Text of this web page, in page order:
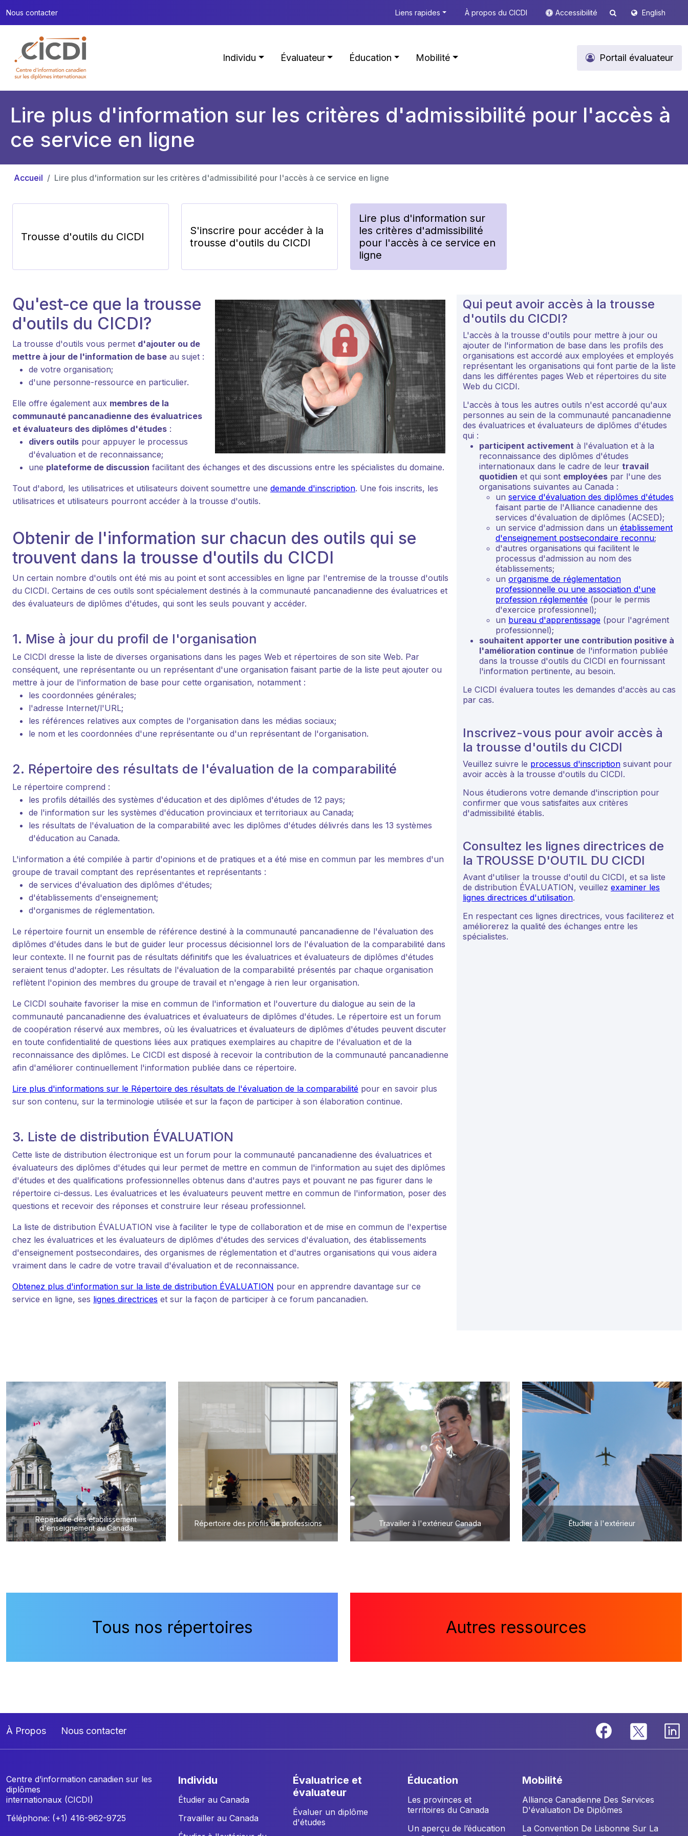
Nous contacter Liens rapides À propos du CICDI Accessibilité English
Individu Évaluateur Éducation Mobilité Portail évaluateur
Lire plus d'information sur les critères d'admissibilité pour l'accès à
ce service en ligne
Accueil Lire plus d'information sur les critères d'admissibilité pour l'accès à ce service en ligne
Trousse d'outils du CICDI
S'inscrire pour accéder à la
trousse d'outils du CICDI
Lire plus d'information sur
les critères d'admissibilité
pour l'accès à ce service en
ligne
Qu'est-ce que la trousse
d'outils du CICDI?
La trousse d'outils vous permet d'ajouter ou de
mettre à jour de l'information de base au sujet :
de votre organisation;
d'une personne-ressource en particulier.
Elle offre également aux membres de la
communauté pancanadienne des évaluatrices
et évaluateurs des diplômes d'études :
divers outils pour appuyer le processus
d'évaluation et de reconnaissance;
une plateforme de discussion facilitant des échanges et des discussions entre les spécialistes du domaine.
Tout d'abord, les utilisatrices et utilisateurs doivent soumettre une demande d'inscription. Une fois inscrits, les
utilisatrices et utilisateurs pourront accéder à la trousse d'outils.
Obtenir de l'information sur chacun des outils qui se
trouvent dans la trousse d'outils du CICDI
Un certain nombre d'outils ont été mis au point et sont accessibles en ligne par l'entremise de la trousse d'outils
du CICDI. Certains de ces outils sont spécialement destinés à la communauté pancanadienne des évaluatrices et
des évaluateurs de diplômes d'études, qui sont les seuls pouvant y accéder.
1. Mise à jour du profil de l'organisation
Le CICDI dresse la liste de diverses organisations dans les pages Web et répertoires de son site Web. Par
conséquent, une représentante ou un représentant d'une organisation faisant partie de la liste peut ajouter ou
mettre à jour de l'information de base pour cette organisation, notamment :
les coordonnées générales;
l'adresse Internet/l'URL;
les références relatives aux comptes de l'organisation dans les médias sociaux;
le nom et les coordonnées d'une représentante ou d'un représentant de l'organisation.
2. Répertoire des résultats de l'évaluation de la comparabilité
Le répertoire comprend :
les profils détaillés des systèmes d'éducation et des diplômes d'études de 12 pays;
de l'information sur les systèmes d'éducation provinciaux et territoriaux au Canada;
les résultats de l'évaluation de la comparabilité avec les diplômes d'études délivrés dans les 13 systèmes
d'éducation au Canada.
L'information a été compilée à partir d'opinions et de pratiques et a été mise en commun par les membres d'un
groupe de travail comptant des représentantes et représentants :
de services d'évaluation des diplômes d'études;
d'établissements d'enseignement;
d'organismes de réglementation.
Le répertoire fournit un ensemble de référence destiné à la communauté pancanadienne de l'évaluation des
diplômes d'études dans le but de guider leur processus décisionnel lors de l'évaluation de la comparabilité dans
leur contexte. Il ne fournit pas de résultats définitifs que les évaluatrices et évaluateurs de diplômes d'études
seraient tenus d'adopter. Les résultats de l'évaluation de la comparabilité présentés par chaque organisation
reflètent l'opinion des membres du groupe de travail et n'engage à rien leur organisation.
Le CICDI souhaite favoriser la mise en commun de l'information et l'ouverture du dialogue au sein de la
communauté pancanadienne des évaluatrices et évaluateurs de diplômes d'études. Le répertoire est un forum
de coopération réservé aux membres, où les évaluatrices et évaluateurs de diplômes d'études peuvent discuter
en toute confidentialité de questions liées aux pratiques exemplaires au chapitre de l'évaluation et de la
reconnaissance des diplômes. Le CICDI est disposé à recevoir la contribution de la communauté pancanadienne
afin d'améliorer continuellement l'information publiée dans ce répertoire.
Lire plus d'informations sur le Répertoire des résultats de l'évaluation de la comparabilité pour en savoir plus
sur son contenu, sur la terminologie utilisée et sur la façon de participer à son élaboration continue.
3. Liste de distribution ÉVALUATION
Cette liste de distribution électronique est un forum pour la communauté pancanadienne des évaluatrices et
évaluateurs des diplômes d'études qui leur permet de mettre en commun de l'information au sujet des diplômes
d'études et des qualifications professionnelles obtenus dans d'autres pays et pouvant ne pas figurer dans le
répertoire ci-dessus. Les évaluatrices et les évaluateurs peuvent mettre en commun de l'information, poser des
questions et recevoir des réponses et construire leur réseau professionnel.
La liste de distribution ÉVALUATION vise à faciliter le type de collaboration et de mise en commun de l'expertise
chez les évaluatrices et les évaluateurs de diplômes d'études des services d'évaluation, des établissements
d'enseignement postsecondaires, des organismes de réglementation et d'autres organisations qui vous aidera
vraiment dans le cadre de votre travail d'évaluation et de reconnaissance.
Obtenez plus d'information sur la liste de distribution ÉVALUATION pour en apprendre davantage sur ce
service en ligne, ses lignes directrices et sur la façon de participer à ce forum pancanadien.
Qui peut avoir accès à la trousse
d'outils du CICDI?
L'accès à la trousse d'outils pour mettre à jour ou
ajouter de l'information de base dans les profils des
organisations est accordé aux employées et employés
représentant les organisations qui font partie de la liste
dans les différentes pages Web et répertoires du site
Web du CICDI.
L'accès à tous les autres outils n'est accordé qu'aux
personnes au sein de la communauté pancanadienne
des évaluatrices et évaluateurs de diplômes d'études
qui :
participent activement à l'évaluation et à la
reconnaissance des diplômes d'études
internationaux dans le cadre de leur travail
quotidien et qui sont employées par l'une des
organisations suivantes au Canada :
un service d'évaluation des diplômes d'études
faisant partie de l'Alliance canadienne des
services d'évaluation de diplômes (ACSED);
un service d'admission dans un établissement
d'enseignement postsecondaire reconnu;
d'autres organisations qui facilitent le
processus d'admission au nom des
établissements;
un organisme de réglementation
professionnelle ou une association d'une
profession réglementée (pour le permis
d'exercice professionnel);
un bureau d'apprentissage (pour l'agrément
professionnel);
souhaitent apporter une contribution positive à
l'amélioration continue de l'information publiée
dans la trousse d'outils du CICDI en fournissant
l'information pertinente, au besoin.
Le CICDI évaluera toutes les demandes d'accès au cas
par cas.
Inscrivez-vous pour avoir accès à
la trousse d'outils du CICDI
Veuillez suivre le processus d'inscription suivant pour
avoir accès à la trousse d'outils du CICDI.
Nous étudierons votre demande d'inscription pour
confirmer que vous satisfaites aux critères
d'admissibilité établis.
Consultez les lignes directrices de
la TROUSSE D'OUTIL DU CICDI
Avant d'utiliser la trousse d'outil du CICDI, et sa liste
de distribution ÉVALUATION, veuillez examiner les
lignes directrices d'utilisation.
En respectant ces lignes directrices, vous faciliterez et
améliorerez la qualité des échanges entre les
spécialistes.
Répertoire des étabilissement
d'enseignement au Canada
Répertoire des profils de professions Travailler à l'extérieur Canada Étudier à l'extérieur
Tous nos répertoires Autres ressources
À Propos Nous contacter
Centre d’information canadien sur les
diplômes
internationaux (CICDI)
Téléphone: (+1) 416-962-9725
individu
Étudier au Canada
Travailler au Canada
évaluatrice et
évaluateur
Évaluer un diplôme
d'études
éducation
Les provinces et
territoires du Canada
Un aperçu de l’éducation
mobilité
Alliance Canadienne Des Services
D'évaluation De Diplômes
La Convention De Lisbonne Sur La